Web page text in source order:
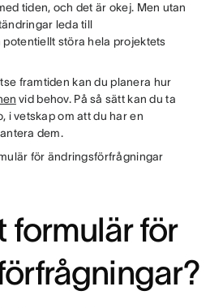
tiden, och det är okej. Men utan
leda till
störa hela projektets
framtiden kan du planera hur
vid behov. På så sätt kan du ta
i vetskap om att du har en
dem.
för ändringsförfrågningar
formulär för